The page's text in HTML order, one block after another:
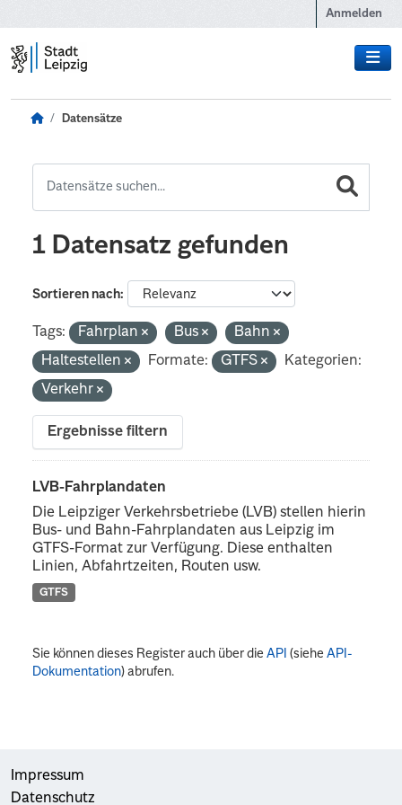
Anmelden
Datensätze
1 Datensatz gefunden
Sortieren nach
Tags: Fahrplan Bus
Bahn
Haltestellen
Formate: GTFS
Kategorien:
Verkehr
Ergebnisse filtern
LVB-Fahrplandaten
Die Leipziger Verkehrsbetriebe (LVB) stellen hierin
Bus- und Bahn-Fahrplandaten aus Leipzig im
GTFS-Format zur Verfügung. Diese enthalten
Linien, Abfahrtzeiten, Routen usw.
GTFS
Sie können dieses Register auch über dieAPI (sieheAPI-
Dokumentation) abrufen.
Impressum
Datenschutz